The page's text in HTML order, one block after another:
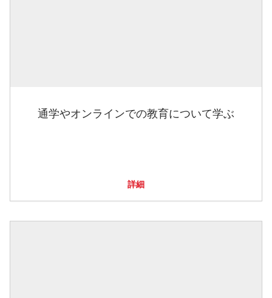
通学やオンラインでの教育について学ぶ
詳細